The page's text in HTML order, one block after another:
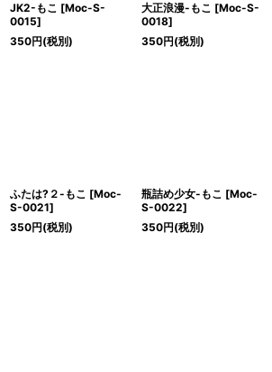
JK2-もこ [Moc-S-
0015]
350円(税別)
大正浪漫-もこ [Moc-S-
0018]
350円(税別)
ふたは?２-もこ [Moc-
S-0021]
350円(税別)
瓶詰め少女-もこ [Moc-
S-0022]
350円(税別)